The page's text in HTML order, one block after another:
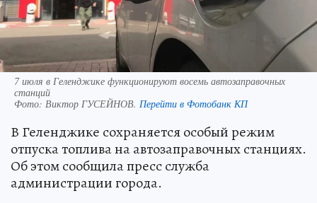
7 июля в Геленджике функционируют восемь автозаправочных
станций
Фото: Виктор ГУСЕЙНОВ. Перейти в Фотобанк КП
В Геленджике сохраняется особый режим
отпуска топлива на автозаправочных станциях.
Об этом сообщила пресс служба
администрации города.